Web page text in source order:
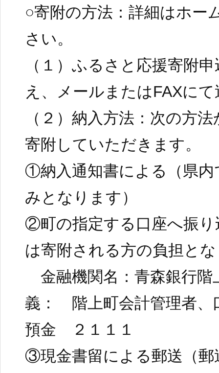
○寄附の方法：詳細はホー
さい。
（１）ふるさと応援寄附
え、メールまたはFAXにて
（２）納入方法：次の方
寄附していただきます。
①納入通知書による（県内
みとなります）
②町の指定する口座へ振り
は寄附される方の負担と
金融機関名：青森銀行階
義： 階上町会計管理者
預金 ２１１１
③現金書留による郵送（郵